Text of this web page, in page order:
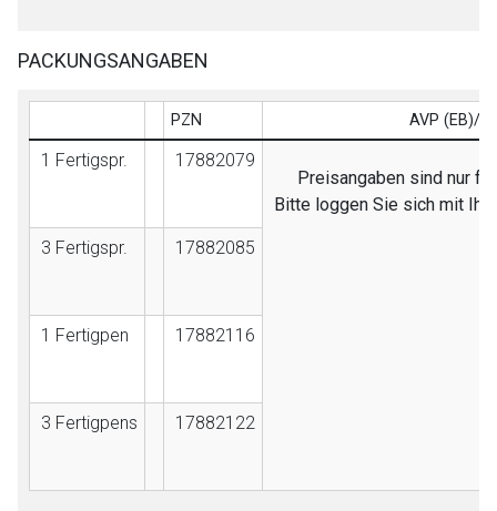
PACKUNGSANGABEN
PZN AVP (EB)/FB
1 Fertigspr.
17882079
Preisangaben sind nur
Bitte loggen Sie sich mit
3 Fertigspr. 17882085
1 Fertigpen 17882116
3 Fertigpens 17882122